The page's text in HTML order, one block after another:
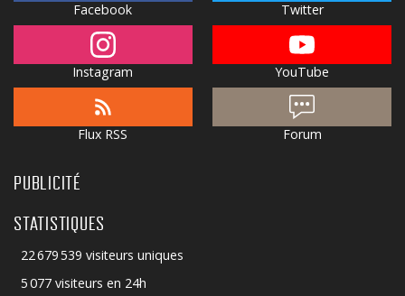
Facebook Twitter
Instagram YouTube
Flux RSS Forum
PUBLICITÉ
STATISTIQUES
22 679 539 visiteurs uniques
5 077 visiteurs en 24h